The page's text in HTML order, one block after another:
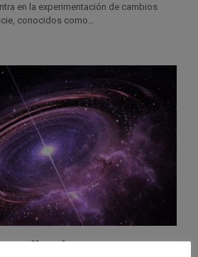
en la experimentación de cambios
conocidos como…
de neutrones